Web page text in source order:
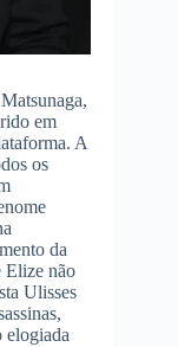
em
A
os
da
Elize não
Ulisses
elogiada